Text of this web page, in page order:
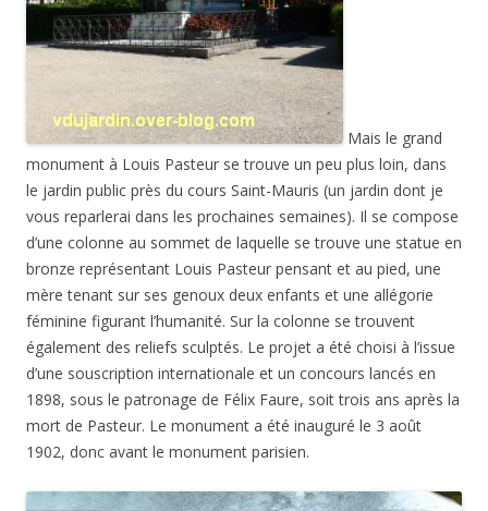
Mais le grand
monument à Louis Pasteur se trouve un peu plus loin, dans
le jardin public près du cours Saint-Mauris (un jardin dont je
vous reparlerai dans les prochaines semaines). Il se compose
d’une colonne au sommet de laquelle se trouve une statue en
bronze représentant Louis Pasteur pensant et au pied, une
mère tenant sur ses genoux deux enfants et une allégorie
féminine figurant l’humanité. Sur la colonne se trouvent
également des reliefs sculptés. Le projet a été choisi à l’issue
d’une souscription internationale et un concours lancés en
1898, sous le patronage de Félix Faure, soit trois ans après la
mort de Pasteur. Le monument a été inauguré le 3 août
1902, donc avant le monument parisien.